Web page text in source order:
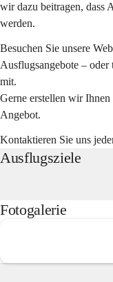
wir dazu beitragen, dass
werden.
Besuchen Sie unsere
Ausflugsangebote –
mit.
Gerne erstellen wir Ihnen
Angebot.
Kontaktieren Sie uns
Ausflugsziele
Fotogalerie